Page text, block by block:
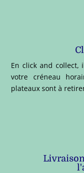
En click and
votre créneau
plateaux sont à